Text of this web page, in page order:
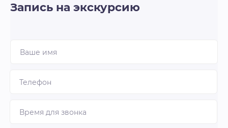
Запись на экскурсию